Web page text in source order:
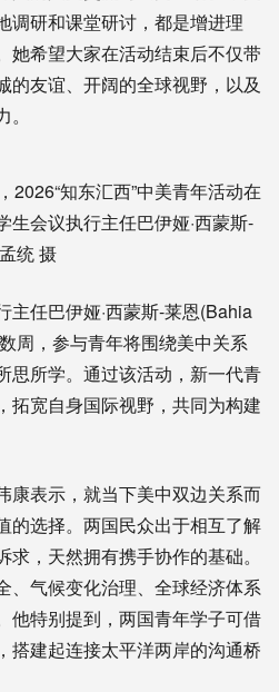
调研和课堂研讨，都是增进理
她希望大家在活动结束后不仅带
的友谊、开阔的全球视野，以及
2026“知东汇西”中美青年活动在
生会议执行主任巴伊娅·西蒙斯-
统 摄
任巴伊娅·西蒙斯-莱恩(Bahia
周，参与青年将围绕美中关系
思所学。通过该活动，新一代青
拓宽自身国际视野，共同为构建
表示，就当下美中双边关系而
的选择。两国民众出于相互了解
，天然拥有携手协作的基础。
、气候变化治理、全球经济体系
他特别提到，两国青年学子可借
搭建起连接太平洋两岸的沟通桥